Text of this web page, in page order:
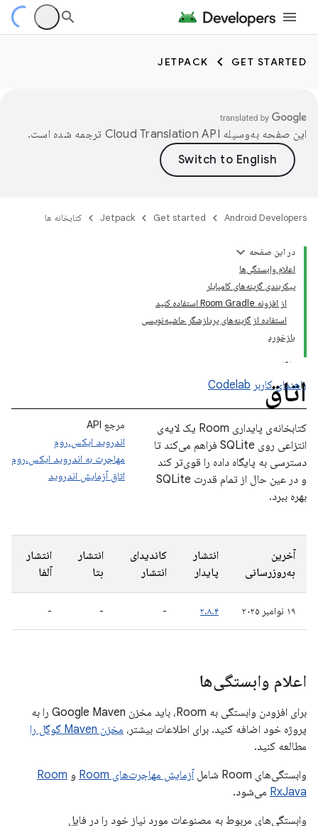
GET STARTED
JETPACK
این صفحه به‌وسیله ترجمه شده است.
Android Developers
Get started
Jetpack کتابخانه ها
در این صفحه
اعلام وابستگی‌ها
پیکربندی گزینه‌های کامپایلر
از افزونه Room Gradle استفاده کنید
استفاده از گزینه‌های پردازشگر حاشیه‌نویسی
بازخورد
اتاق
راهنمای کاربر Codelab
مرجع API
اندروید ایکس.روم
مهاجرت به اندروید ایکس.روم
اتاق آزمایش اندروید
کتابخانه‌ی پایداری Room یک لایه‌ی
انتزاعی روی SQLite فراهم می‌کند تا
دسترسی به پایگاه داده را قوی‌تر کند
و در عین حال از تمام قدرت SQLite
بهره ببرد.
آخرین
به‌روزرسانی
انتشار
پایدار
کاندیدای
انتشار
انتشار
بتا
انتشار
آلفا
۱۹ نوامبر ۲۰۲۵ ۲.۸.۴ -
-
-
اعلام وابستگی‌ها
برای افزودن وابستگی به Room، باید مخزن Google Maven را به
پروژه خود اضافه کنید. برای اطلاعات بیشتر، مخزن Maven گوگل را
مطالعه کنید.
وابستگی‌های Room شامل
آزمایش مهاجرت‌های Room و Room
RxJava می‌شود.
وابستگی‌های مربوط به مصنوعات مورد نیاز خود را در فایل